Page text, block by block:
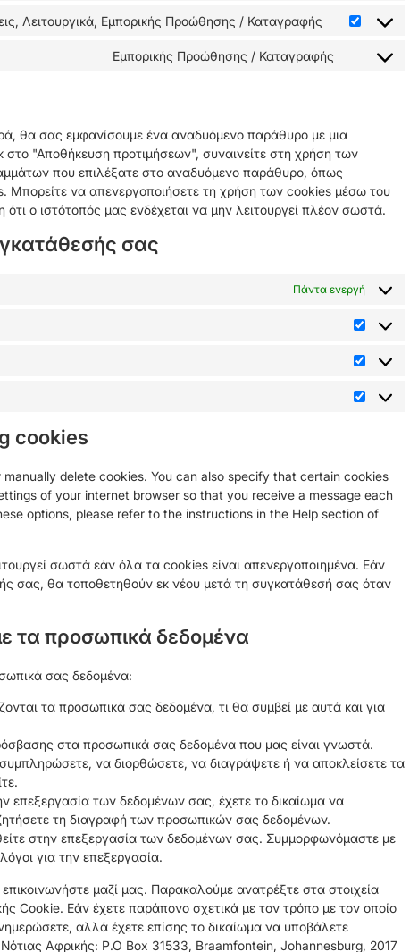
Λειτουργικά, Εμπορικής Προώθησης / Καταγραφής
Εμπορικής Προώθησης / Καταγραφής
θα σας εμφανίσουμε ένα αναδυόμενο παράθυρο με μια
"Αποθήκευση προτιμήσεων", συναινείτε στη χρήση των
που επιλέξατε στο αναδυόμενο παράθυρο, όπως
Μπορείτε να απενεργοποιήσετε τη χρήση των cookies μέσω του
ο ιστότοπός μας ενδέχεται να μην λειτουργεί πλέον σωστά.
σας
Πάντα ενεργή
cookies
delete cookies. You can also specify that certain cookies
of your internet browser so that you receive a message each
options, please refer to the instructions in the Help section of
σωστά εάν όλα τα cookies είναι απενεργοποιημένα. Εάν
σας, θα τοποθετηθούν εκ νέου μετά τη συγκατάθεσή σας όταν
τα προσωπικά δεδομένα
σας δεδομένα:
τα προσωπικά σας δεδομένα, τι θα συμβεί με αυτά και για
στα προσωπικά σας δεδομένα που μας είναι γνωστά.
να διορθώσετε, να διαγράψετε ή να αποκλείσετε τα
επεξεργασία των δεδομένων σας, έχετε το δικαίωμα να
τη διαγραφή των προσωπικών σας δεδομένων.
στην επεξεργασία των δεδομένων σας. Συμμορφωνόμαστε με
για την επεξεργασία.
μαζί μας. Παρακαλούμε ανατρέξτε στα στοιχεία
Cookie. Εάν έχετε παράπονο σχετικά με τον τρόπο με τον οποίο
αλλά έχετε επίσης το δικαίωμα να υποβάλετε
Αφρικής: P.O Box 31533, Braamfontein, Johannesburg, 2017